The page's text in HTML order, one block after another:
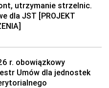
utrzymanie strzelnic.
dla JST [PROJEKT
r. obowiązkowy
Umów dla jednostek